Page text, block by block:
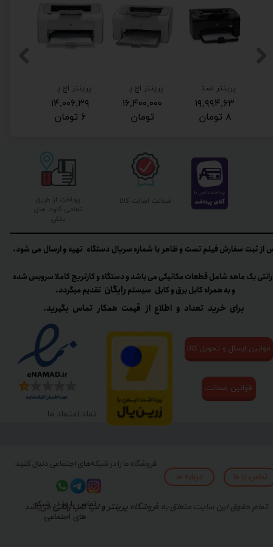
پرینتر اچ پی لیزی HP 1005 برق 220 فابریک
۱۴,۰۰۶,۳۹
۶ تومان
پرینتر اچ پی مدل HP 1102 برق 220 ولت فابریک با ضمانت
۱۶,۴۰۰,۰۰۰
تومان
پرینتر استوک HP 1102w با قابلیت اتصال Wi-fi و برق 220 فابریک
۱۹,۹۹۴,۶۳
۸ تومان
تمام حقوق این سایت متعلق به فروشگاهپرینتر و لپ تاپ زمانی می‌باشد.
پرداخت از طریق
تمامی کارت های
بانکی
ضمانت اصالت کالا
فروشگاه ما را در شبکه‌های اجتماعی دنبال کنید:
نماد اعتماد ما
تماس با ما درباره ما
برای خرید تعداد و اطلاع از قیمت همکار تماس بگیرید.
از ثبت سفارش فیلم تست و ظاهر با شماره سریال دستگاه تهیه و ارسال می شود.
تماس با ما در شبکه
های اجتماعی
یک ماهه شامل قطعات مکانیکی می باشد و دستگاه و کارتریج کاملا سرویس شده
و به همراه کابل برق و کابل سیستم رایگان تقدیم میگردد.​​​​​​​
قوانین ارسال و تحویل کالا
قوانین ضمانت